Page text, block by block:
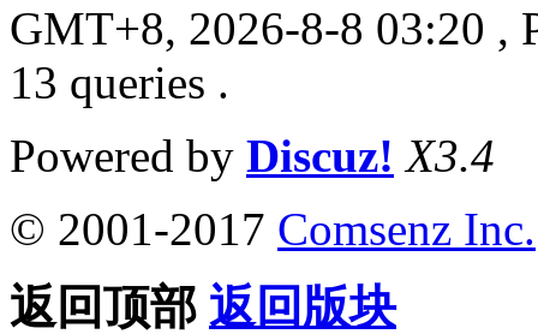
GMT+8, 2026-8-8 03:20 ,
13 queries .
Powered by Discuz! X3.4
© 2001-2017 Comsenz Inc.
返回顶部 返回版块